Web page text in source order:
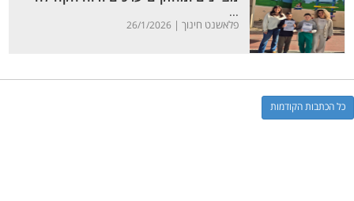
...
פלאשנט חינוך | 26/1/2026
כל הכתבות הקודמות